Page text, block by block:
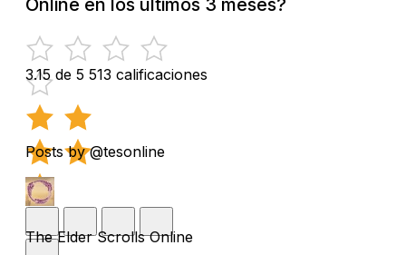
3.15 de 5 513 calificaciones
Posts by @tesonline
The Elder Scrolls Online